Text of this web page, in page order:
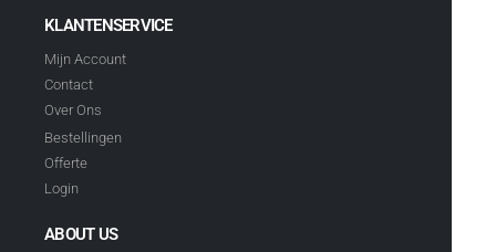
KLANTENSERVICE
Mijn Account
Contact
Over Ons
Bestellingen
Offerte
Login
ABOUT US